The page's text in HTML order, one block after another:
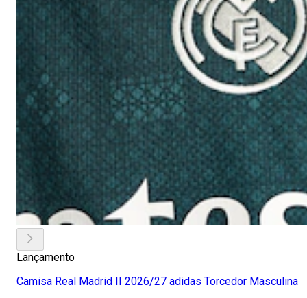
Lançamento
Camisa Real Madrid II 2026/27 adidas Torcedor Masculina